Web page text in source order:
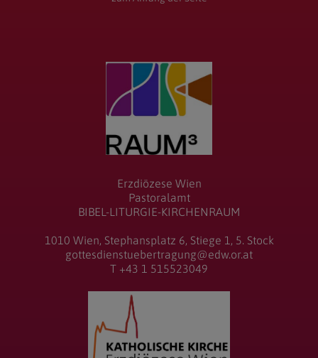
Erzdiözese Wien
Pastoralamt
BIBEL-LITURGIE-KIRCHENRAUM
1010 Wien, Stephansplatz 6, Stiege 1, 5. Stock
gottesdienstuebertragung@edw.or.at
T +43 1 515523049